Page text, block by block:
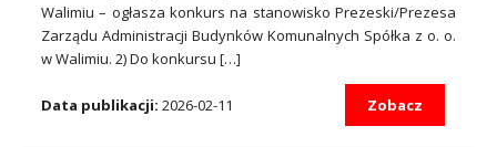
Walimiu – ogłasza konkurs na stanowisko Prezeski/Prezesa
Zarządu Administracji Budynków Komunalnych Spółka z o. o.
w Walimiu. 2) Do konkursu […]
Data publikacji: 2026-02-11 Zobacz